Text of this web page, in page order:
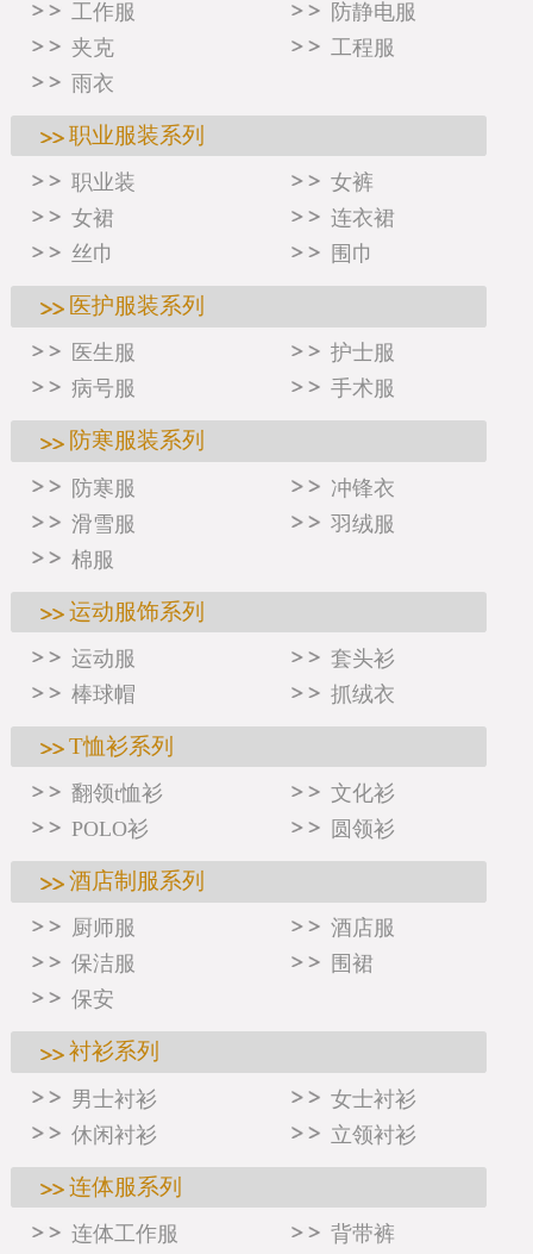
工作服
防静电服
夹克
工程服
雨衣
职业服装系列
职业装
女裤
女裙
连衣裙
丝巾
围巾
医护服装系列
医生服
护士服
病号服
手术服
防寒服装系列
防寒服
冲锋衣
滑雪服
羽绒服
棉服
运动服饰系列
运动服
套头衫
棒球帽
抓绒衣
T恤衫系列
翻领t恤衫
文化衫
POLO衫
圆领衫
酒店制服系列
厨师服
酒店服
保洁服
围裙
保安
衬衫系列
男士衬衫
女士衬衫
休闲衬衫
立领衬衫
连体服系列
连体工作服
背带裤